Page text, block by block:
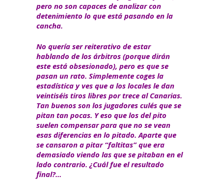
pero no son capaces de analizar con
detenimiento lo que está pasando en la
cancha.
No quería ser reiterativo de estar
hablando de los árbitros (porque dirán
este está obsesionado), pero es que se
pasan un rato. Simplemente coges la
estadística y ves que a los locales le dan
veintiséis tiros libres por trece al Canarias.
Tan buenos son los jugadores culés que se
pitan tan pocas. Y eso que los del pito
suelen compensar para que no se vean
esas diferencias en lo pitado. Aparte que
se cansaron a pitar “faltitas” que era
demasiado viendo las que se pitaban en el
lado contrario. ¿Cuál fue el resultado
final?…